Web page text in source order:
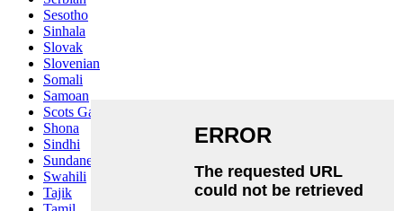
Sesotho
Sinhala
Slovak
Slovenian
Somali
Samoan
Scots Gaelic
Shona
Sindhi
Sundanese
Swahili
Tajik